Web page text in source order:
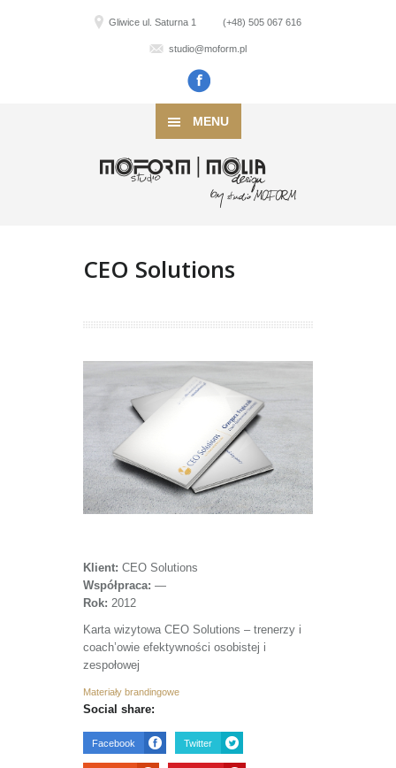
Gliwice ul. Saturna 1 (+48) 505 067 616
studio@moform.pl
MENU
CEO Solutions
Klient: CEO Solutions
Współpraca: —
Rok: 2012
Karta wizytowa CEO Solutions – trenerzy i
coach’owie efektywności osobistej i
zespołowej
Materiały brandingowe
Social share:
Facebook Twitter